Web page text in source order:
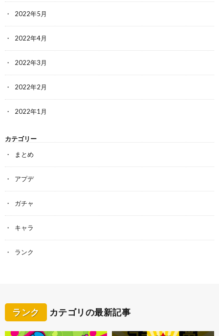
2022年5月
2022年4月
2022年3月
2022年2月
2022年1月
カテゴリー
まとめ
アプデ
ガチャ
キャラ
ランク
ランク カテゴリの最新記事